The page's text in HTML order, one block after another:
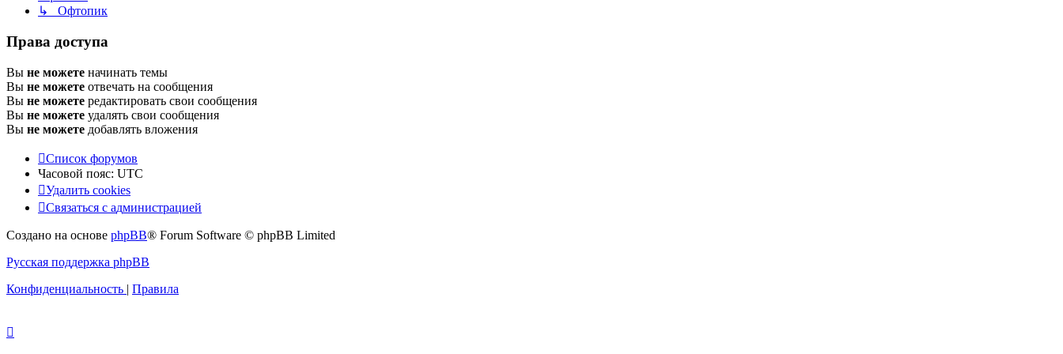
↳ Офтопик
Права доступа
Вы не можете начинать темы
Вы не можете отвечать на сообщения
Вы не можете редактировать свои сообщения
Вы не можете удалять свои сообщения
Вы не можете добавлять вложения
Список форумов
Часовой пояс: UTC
Удалить cookies
Связаться
администрацией
Связаться с администрацией
Создано на основе phpBB® Forum Software © phpBB Limited
Русская поддержка phpBB
Конфиденциальность | Правила